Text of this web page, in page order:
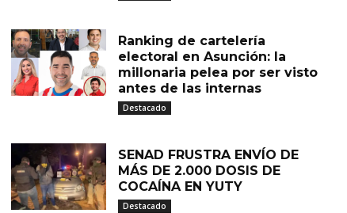
Ranking de cartelería
electoral en Asunción: la
millonaria pelea por ser visto
antes de las internas
Destacado
SENAD FRUSTRA ENVÍO DE
MÁS DE 2.000 DOSIS DE
COCAÍNA EN YUTY
Destacado